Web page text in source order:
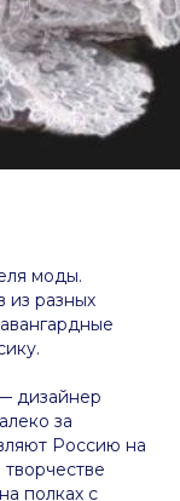
моды.
из разных
дизайнер
за
Россию на
полках с